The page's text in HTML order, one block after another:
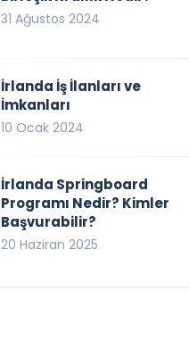
31 Ağustos 2024
İrlanda İş İlanları ve
İmkanları
10 Ocak 2024
İrlanda Springboard
Programı Nedir? Kimler
Başvurabilir?
20 Haziran 2025